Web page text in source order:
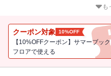
らも、流離いの日々を送ってい
争が勃発しようとしている中、
捨てた天の裂け目を塞ぐことを
も
クーポン対象 10%OFF
【10%OFFクーポン】サマーブッ
フロアで使える